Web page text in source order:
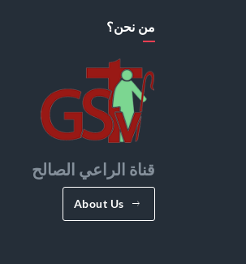
من نحن؟
قناة الراعي الصالح
About Us